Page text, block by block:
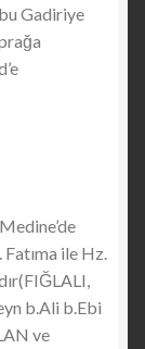
Gadiriye
ile Hz.
b.Ali b.Ebi
ve